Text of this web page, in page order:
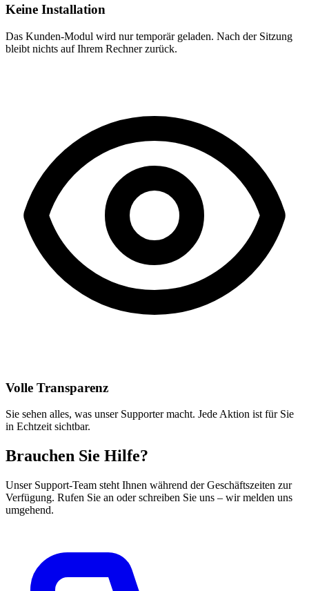
Keine Installation
Das Kunden-Modul wird nur temporär geladen. Nach der Sitzung
bleibt nichts auf Ihrem Rechner zurück.
Volle Transparenz
Sie sehen alles, was unser Supporter macht. Jede Aktion ist für Sie
in Echtzeit sichtbar.
Brauchen Sie Hilfe?
Unser Support-Team steht Ihnen während der Geschäftszeiten zur
Verfügung. Rufen Sie an oder schreiben Sie uns – wir melden uns
umgehend.